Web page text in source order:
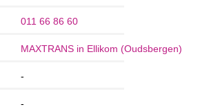
011 66 86 60
MAXTRANS in Ellikom (Oudsbergen)
-
-